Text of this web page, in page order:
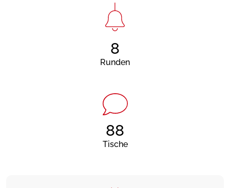
8
Runden
88
Tische